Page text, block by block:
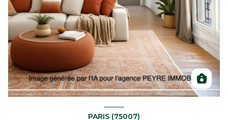
PARIS (75007)